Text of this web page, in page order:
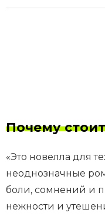
Почему
«Это новелла для
неоднозначные
боли, сомнений и
нежности и